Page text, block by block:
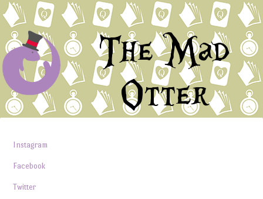
The Mad
Otter
Instagram
Facebook
Twitter